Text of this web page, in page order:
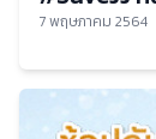
7 พฤษภาคม 2564